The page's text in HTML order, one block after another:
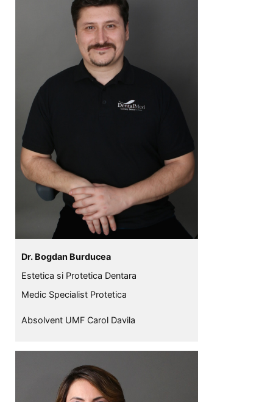
Dr. Bogdan Burducea
Estetica si Protetica Dentara
Medic Specialist Protetica
Absolvent UMF Carol Davila